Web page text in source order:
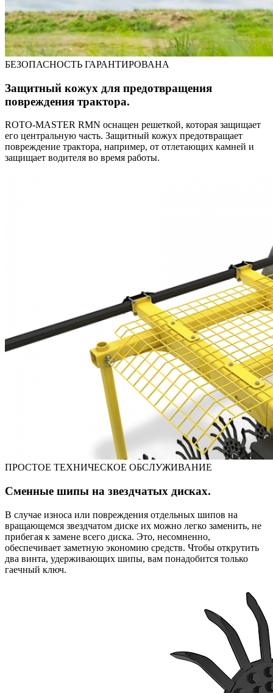
БЕЗОПАСНОСТЬ ГАРАНТИРОВАНА
Защитный кожух для предотвращения
повреждения трактора.
ROTO-MASTER RMN оснащен решеткой, которая защищает
его центральную часть. Защитный кожух предотвращает
повреждение трактора, например, от отлетающих камней и
защищает водителя во время работы.
ПРОСТОЕ ТЕХНИЧЕСКОЕ ОБСЛУЖИВАНИЕ
Сменные шипы на звездчатых дисках.
В случае износа или повреждения отдельных шипов на
вращающемся звездчатом диске их можно легко заменить, не
прибегая к замене всего диска. Это, несомненно,
обеспечивает заметную экономию средств. Чтобы открутить
два винта, удерживающих шипы, вам понадобится только
гаечный ключ.